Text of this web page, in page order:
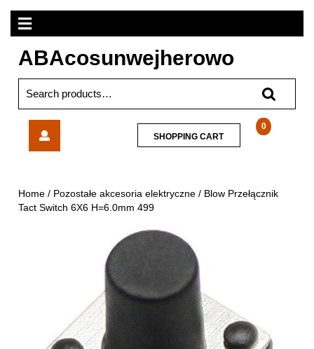
Skip
content
Open
Menu
ABAcosunwejherowo
for:
H=6.0mm
0
SHOPPING CARTSHOPPING
CART
Home / Pozostałe akcesoria elektryczne / Blow Przełącznik
Tact Switch 6X6 H=6.0mm 499